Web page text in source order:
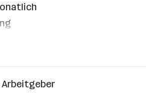
Arbeitgeber